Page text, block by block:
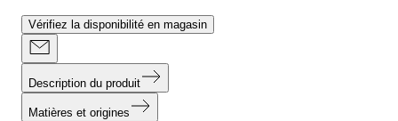
Vérifiez la disponibilité en magasin
Description du produit
Matières et origines